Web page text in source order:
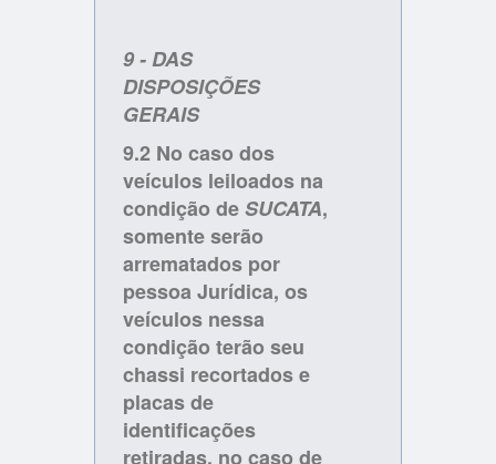
9 - DAS
DISPOSIÇÕES
GERAIS
9.2 No caso dos
veículos leiloados na
condição deSUCATA,
somente serão
arrematados por
pessoa Jurídica, os
veículos nessa
condição terão seu
chassi recortados e
placas de
identificações
retiradas, no caso de